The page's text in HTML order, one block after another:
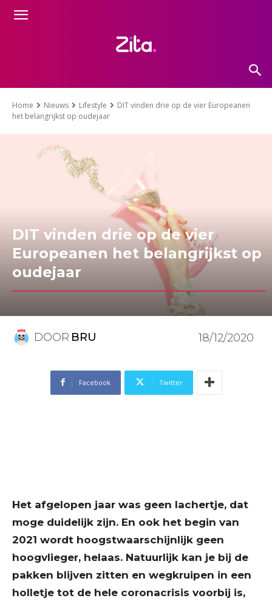
Home Nieuws Lifestyle
DIT vinden drie op de vier Europeanen
het belangrijkst op oudejaar
DIT vinden drie op de vier
Europeanen het belangrijkst op
oudejaar
DOOR BRU 18/12/2020
Facebook Twitter
Het afgelopen jaar was geen lachertje, dat
moge duidelijk zijn. En ook het begin van
2021 wordt hoogstwaarschijnlijk geen
hoogvlieger, helaas. Natuurlijk kan je bij de
pakken blijven zitten en wegkruipen in een
holletje tot de hele coronacrisis voorbij is,